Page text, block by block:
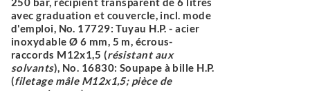
avec graduation et couvercle, incl. mode
d'emploi, No. 17729: Tuyau H.P. - acier
inoxydable Ø 6 mm, 5 m, écrous-
raccords M12x1,5 (résistant aux
solvants), No. 16830: Soupape à bille H.P.
(filetage mâle M12x1,5; pièce de